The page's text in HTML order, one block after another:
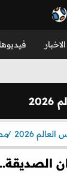
الاخبار
2026